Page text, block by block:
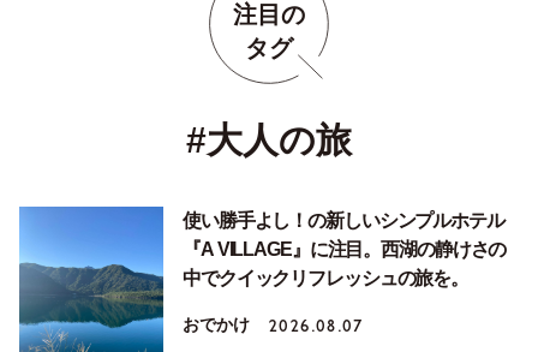
注目の
タグ
#大人の旅
使い勝手よし！の新しいシンプルホテル
『A VILLAGE』に注目。西湖の静けさの
中でクイックリフレッシュの旅を。
おでかけ 2026.08.07